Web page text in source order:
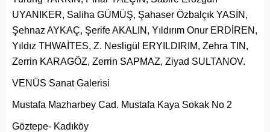
UYANIKER, Saliha GÜMÜŞ, Şahaser Özbalçık YASİN,
Şehnaz AYKAÇ, Şerife AKALIN, Yıldırım Onur ERDİREN,
Yıldız THWAİTES, Z. Nesligül ERYILDIRIM, Zehra TIN,
Zerrin KARAGÖZ, Zerrin SAPMAZ, Ziyad SULTANOV.
VENÜS Sanat Galerisi
Mustafa Mazharbey Cad. Mustafa Kaya Sokak No 2
Göztepe- Kadıköy